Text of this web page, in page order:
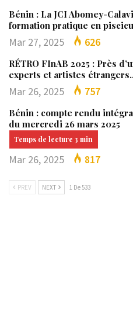
Bénin : La JCI Abomey-
formation pratique en
Mar 27, 2025 626
RÉTRO FInAB 2025 : Près
experts et artistes
Mar 26, 2025 757
Bénin : compte rendu
du mercredi 26 mars 2025
Mar 26, 2025 817
PREV NEXT 1 De 533